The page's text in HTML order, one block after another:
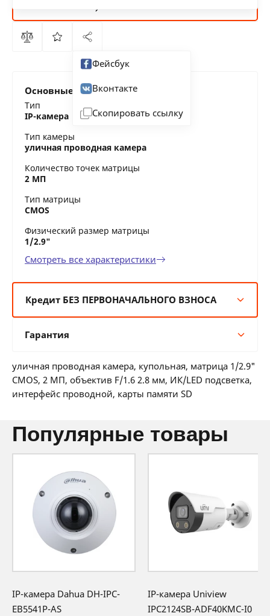
Фейсбук
Вконтакте
Скопировать ссылку
Основные характеристики
Тип
IP-камера
Тип камеры
уличная проводная камера
Количество точек матрицы
2 МП
Тип матрицы
CMOS
Физический размер матрицы
1/2.9"
Смотреть все характеристики
Кредит БЕЗ ПЕРВОНАЧАЛЬНОГО ВЗНОСА
12 мес:19 BYN/мес
36 мес:8 BYN/мес
Гарантия
24 месяцев официальной гарантии от
производителя
уличная проводная камера, купольная, матрица 1/2.9"
CMOS, 2 МП, объектив F/1.6 2.8 мм, ИК/LED подсветка,
интерфейс проводной, карты памяти SD
популярные товары
IP-камера Dahua DH-IPC-
EB5541P-AS
IP-камера Uniview
IPC2124SB-ADF40KMC-I0